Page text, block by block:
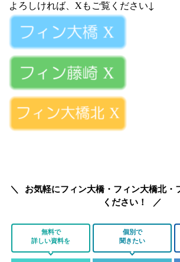
よろしければ、Xもご覧ください↓
お気軽にフィン大橋・フィン大橋北・
ください！
無料で
詳しい資料を
個別で
聞きたい